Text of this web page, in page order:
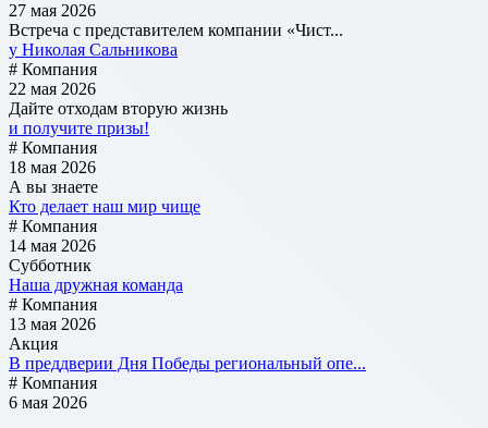
27 мая 2026
Встреча с представителем компании «Чист...
у Николая Сальникова
# Компания
22 мая 2026
Дайте отходам вторую жизнь
и получите призы!
# Компания
18 мая 2026
А вы знаете
Кто делает наш мир чище
# Компания
14 мая 2026
Субботник
Наша дружная команда
# Компания
13 мая 2026
Акция
В преддверии Дня Победы региональный опе...
# Компания
6 мая 2026